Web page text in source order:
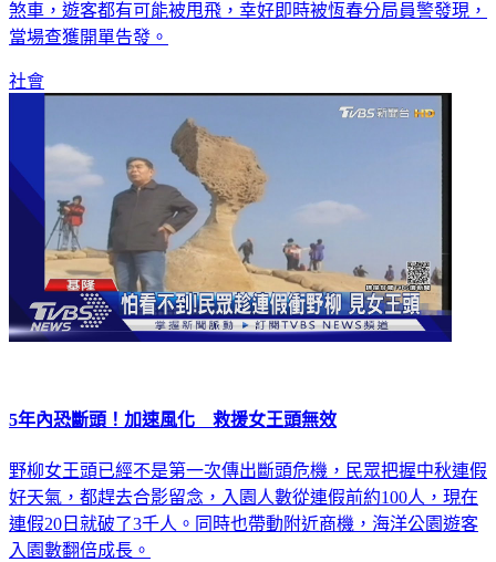
煞車，遊客都有可能被甩飛，幸好即時被恆春分局員警發現，
當場查獲開單告發。
社會
5年內恐斷頭！加速風化 救援女王頭無效
野柳女王頭已經不是第一次傳出斷頭危機，民眾把握中秋連假
好天氣，都趕去合影留念，入園人數從連假前約100人，現在
連假20日就破了3千人。同時也帶動附近商機，海洋公園遊客
入園數翻倍成長。